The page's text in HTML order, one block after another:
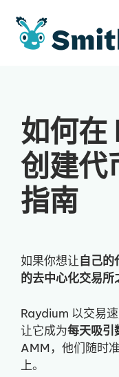
如何
创建代
指南
如果你想让自己
的去中心化交易所
Raydium 以交易
让它成为每天吸
AMM，他们随时
上。